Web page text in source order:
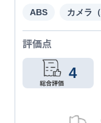
ABS カメラ（
評価点
4